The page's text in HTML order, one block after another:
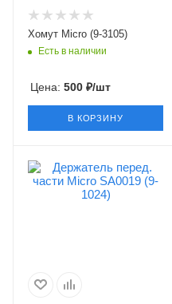
Хомут Micro (9-3105)
Есть в наличии
Цена: 500 ₽/шт
В КОРЗИНУ